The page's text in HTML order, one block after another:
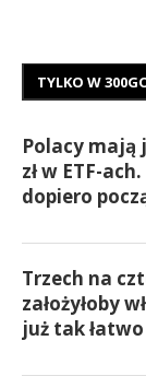
TYLKO W
Polacy mają
zł w ETF-
dopiero
Trzech na
założyłoby
już tak